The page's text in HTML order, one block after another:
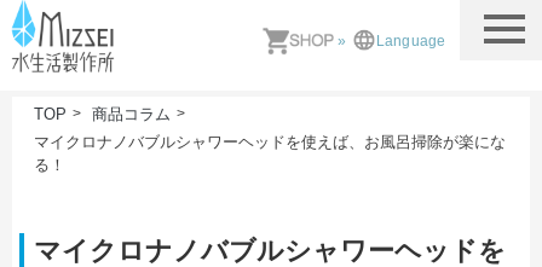
» Language
TOP
商品コラム
マイクロナノバブルシャワーヘッドを使えば、お風呂掃除が楽にな
る！
マイクロナノバブルシャワーヘッドを